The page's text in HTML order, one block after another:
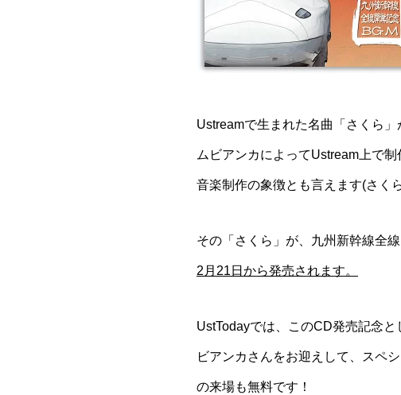
Ustreamで生まれた名曲「さくら
ムビアンカによってUstream上で
音楽制作の象徴とも言えます(さく
その「さくら」が、九州新幹線全
2月21日から発売されます。
UstTodayでは、このCD発売記念
ビアンカさんをお迎えして、スペ
の来場も無料です！